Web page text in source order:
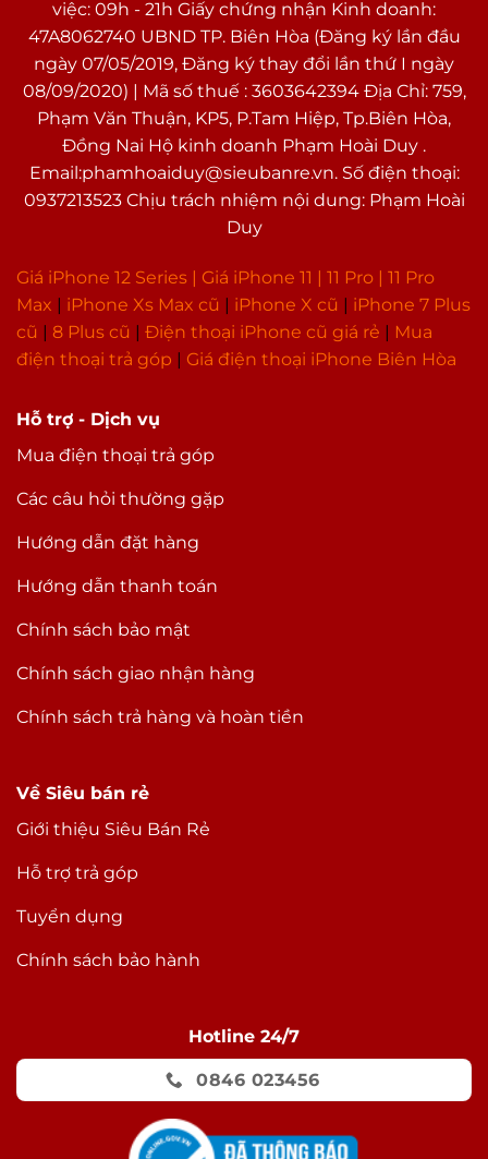
Hỗ trợ - Dịch vụ
Mua điện thoại trả góp
Các câu hỏi thường gặp
Hướng dẫn đặt hàng
Hướng dẫn thanh toán
Chính sách bảo mật
Chính sách giao nhận hàng
Chính sách trả hàng và hoàn tiền
Về Siêu bán rẻ
Giới thiệu Siêu Bán Rẻ
Hỗ trợ trả góp
Tuyển dụng
Chính sách bảo hành
Hotline 24/7
0846 023456
việc: 09h - 21h Giấy chứng nhận Kinh doanh:
47A8062740 UBND TP. Biên Hòa (Đăng ký lần đầu
ngày 07/05/2019, Đăng ký thay đổi lần thứ I ngày
08/09/2020) | Mã số thuế : 3603642394 Địa Chỉ: 759,
Phạm Văn Thuận, KP5, P.Tam Hiệp, Tp.Biên Hòa,
Đồng Nai Hộ kinh doanh Phạm Hoài Duy .
Email:phamhoaiduy@sieubanre.vn. Số điện thoại:
0937213523 Chịu trách nhiệm nội dung: Phạm Hoài
Duy
Giá iPhone 12 Series | Giá iPhone 11 | 11 Pro | 11 Pro
Max | iPhone Xs Max cũ | iPhone X cũ | iPhone 7 Plus
cũ | 8 Plus cũ | Điện thoại iPhone cũ giá rẻ | Mua
điện thoại trả góp | Giá điện thoại iPhone Biên Hòa